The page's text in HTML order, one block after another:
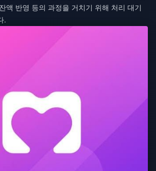
액 반영 등의 과정을 거치기 위해 처리 대기
.